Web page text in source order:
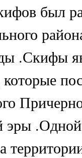
был
.Скифы